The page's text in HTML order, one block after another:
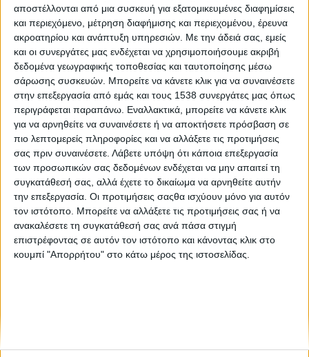
αποστέλλονται από μια συσκευή για εξατομικευμένες διαφημίσεις
και περιεχόμενο, μέτρηση διαφήμισης και περιεχομένου, έρευνα
ακροατηρίου και ανάπτυξη υπηρεσιών. Με την άδειά σας, εμείς
και οι συνεργάτες μας ενδέχεται να χρησιμοποιήσουμε ακριβή
δεδομένα γεωγραφικής τοποθεσίας και ταυτοποίησης μέσω
σάρωσης συσκευών. Μπορείτε να κάνετε κλικ για να συναινέσετε
στην επεξεργασία από εμάς και τους 1538 συνεργάτες μας όπως
περιγράφεται παραπάνω. Εναλλακτικά, μπορείτε να κάνετε κλικ
για να αρνηθείτε να συναινέσετε ή να αποκτήσετε πρόσβαση σε
πιο λεπτομερείς πληροφορίες και να αλλάξετε τις προτιμήσεις
σας πριν συναινέσετε. Λάβετε υπόψη ότι κάποια επεξεργασία
των προσωπικών σας δεδομένων ενδέχεται να μην απαιτεί τη
συγκατάθεσή σας, αλλά έχετε το δικαίωμα να αρνηθείτε αυτήν
την επεξεργασία. Οι προτιμήσεις σαςθα ισχύουν μόνο για αυτόν
τον ιστότοπο. Μπορείτε να αλλάξετε τις προτιμήσεις σας ή να
ανακαλέσετε τη συγκατάθεσή σας ανά πάσα στιγμή
επιστρέφοντας σε αυτόν τον ιστότοπο και κάνοντας κλικ στο
κουμπί "Απορρήτου" στο κάτω μέρος της ιστοσελίδας.
Ανοίγει σήμερα η πλατφόρμα για τις διακοπές με
ενίσχυση στη Βόρεια Εύβοια και τη Σάμο
Ξεκινά σήμερα η 3η φάση του North Evia - Samos Pass
None feed